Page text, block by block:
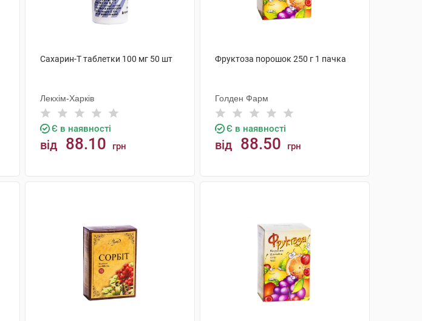
Сахарин-Т таблетки 100 мг 50 шт
Лекхім-Харків
Є в наявності
від 88.10 грн
Фруктоза порошок 250 г 1 пачка
Голден Фарм
Є в наявності
від 88.50 грн